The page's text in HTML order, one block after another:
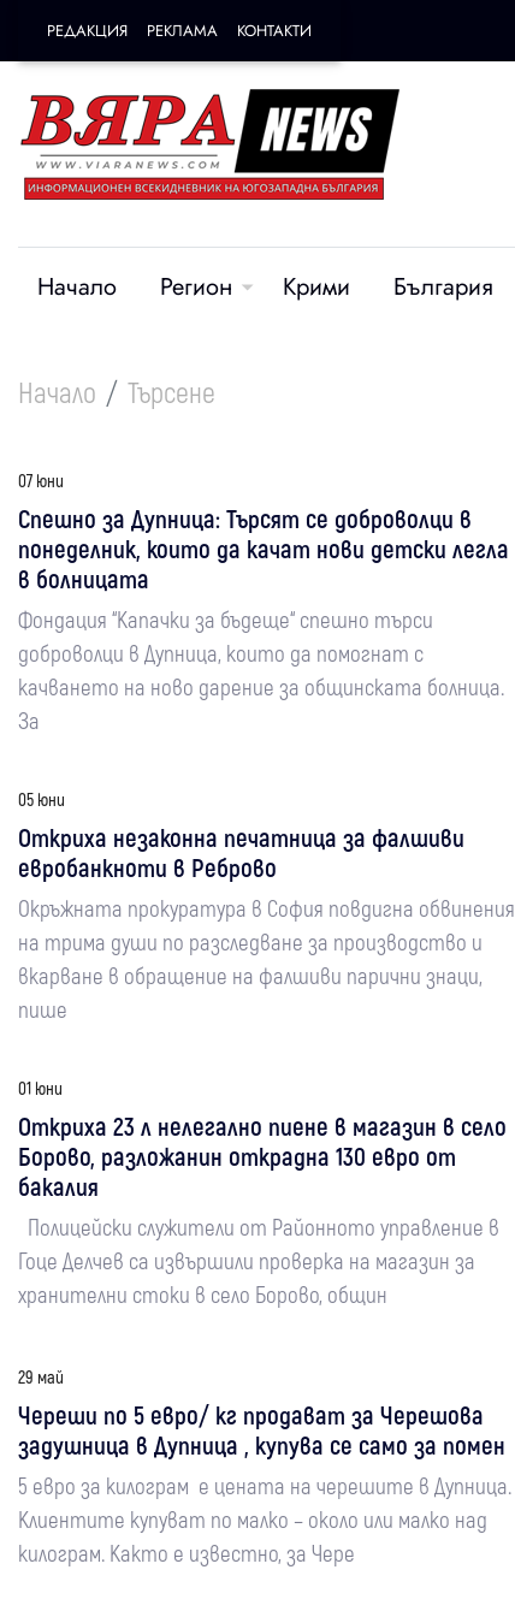
РЕДАКЦИЯ РЕКЛАМА КОНТАКТИ
Начало Регион Крими България
Начало Търсене
07 юни
Спешно за Дупница: Търсят се доброволци в
понеделник, които да качат нови детски легла
в болницата
Фондация “Капачки за бъдеще“ спешно търси
доброволци в Дупница, които да помогнат с
качването на ново дарение за общинската болница.
За
05 юни
Откриха незаконна печатница за фалшиви
евробанкноти в Реброво
Окръжната прокуратура в София повдигна обвинения
на трима души по разследване за производство и
вкарване в обращение на фалшиви парични знаци,
пише
01 юни
Откриха 23 л нелегално пиене в магазин в село
Борово, разложанин открадна 130 евро от
бакалия
Полицейски служители от Районното управление в
Гоце Делчев са извършили проверка на магазин за
хранителни стоки в село Борово, общин
29 май
Череши по 5 евро/ кг продават за Черешова
задушница в Дупница , купува се само за помен
5 евро за килограм е цената на черешите в Дупница.
Клиентите купуват по малко – около или малко над
килограм. Както е известно, за Чере